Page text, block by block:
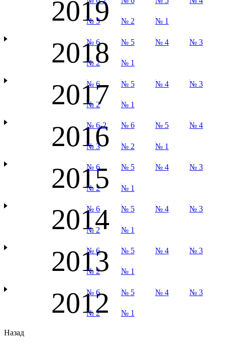
2019
№ 3 № 2 № 1
2018
№ 6 № 5 № 4 № 3
№ 2 № 1
2017
№ 6 № 5 № 4 № 3
№ 2 № 1
2016
№ 6-2 № 6 № 5 № 4
№ 3 № 2 № 1
2015
№ 6 № 5 № 4 № 3
№ 2 № 1
2014
№ 6 № 5 № 4 № 3
№ 2 № 1
2013
№ 6 № 5 № 4 № 3
№ 2 № 1
2012
№ 6 № 5 № 4 № 3
№ 2 № 1
Назад